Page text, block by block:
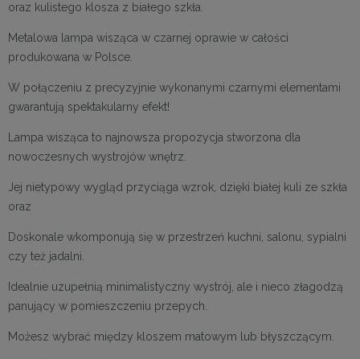
oraz kulistego klosza z białego szkła.
Metalowa lampa wisząca w czarnej oprawie w całości
produkowana w Polsce.
W połączeniu z precyzyjnie wykonanymi czarnymi elementami
gwarantują spektakularny efekt!
Lampa wisząca to najnowsza propozycja stworzona dla
nowoczesnych wystrojów wnętrz.
Jej nietypowy wygląd przyciąga wzrok, dzięki białej kuli ze szkła
oraz
Doskonale wkomponują się w przestrzeń kuchni, salonu, sypialni
czy też jadalni.
Idealnie uzupełnią minimalistyczny wystrój, ale i nieco złagodzą
panujący w pomieszczeniu przepych.
Możesz wybrać między kloszem matowym lub błyszczącym.